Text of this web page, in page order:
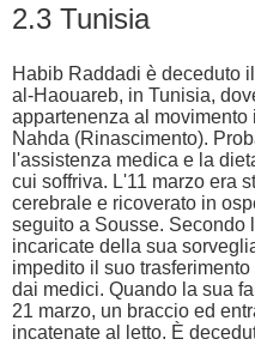
2.3 Tunisia
Habib Raddadi è deceduto
al-Haouareb, in Tunisia,
appartenenza al
Nahda (Rinascimento).
l'assistenza medica e la
cui soffriva. L'11 marzo era
cerebrale e ricoverato in
seguito a Sousse. Secondo
incaricate della sua
impedito il suo
dai medici. Quando la sua
21 marzo, un braccio ed
incatenate al letto. È